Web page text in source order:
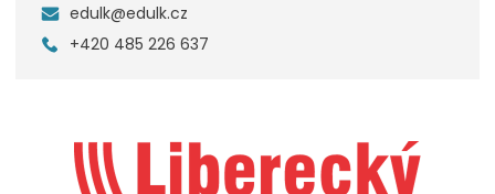
edulk@edulk.cz
+420 485 226 637